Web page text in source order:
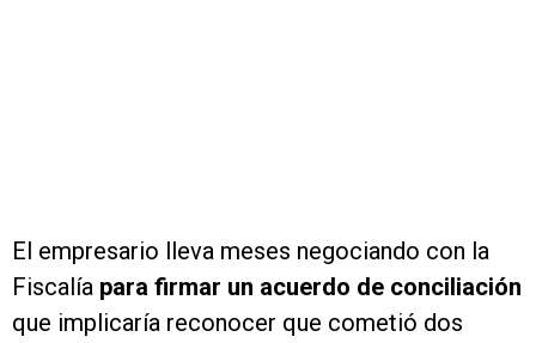
El empresario lleva meses negociando con la
Fiscalía para firmar un acuerdo de conciliación
que implicaría reconocer que cometió dos